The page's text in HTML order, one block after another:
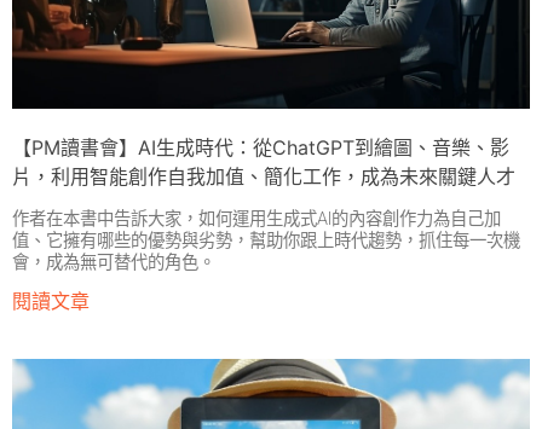
【PM讀書會】AI生成時代：從ChatGPT到繪圖、音樂、影
片，利用智能創作自我加值、簡化工作，成為未來關鍵人才
作者在本書中告訴大家，如何運用生成式AI的內容創作力為自己加
值、它擁有哪些的優勢與劣勢，幫助你跟上時代趨勢，抓住每一次機
會，成為無可替代的角色。
閱讀文章